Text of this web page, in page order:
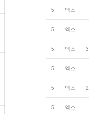
5 엑스
5 엑스
5 엑스
5 엑스
5 엑스
5 엑스